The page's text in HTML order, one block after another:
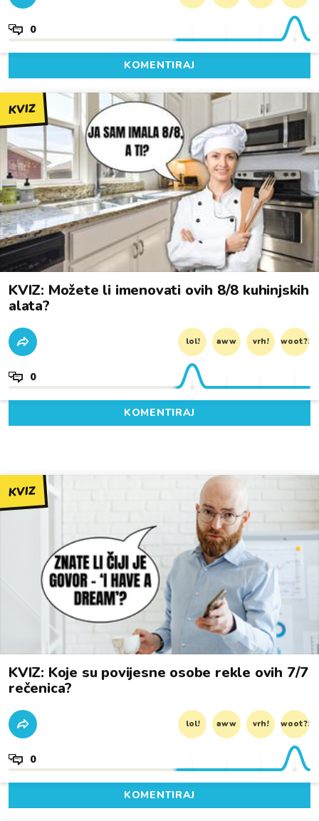
0
KOMENTIRAJ
KVIZ
KVIZ: Možete li imenovati ovih 8/8 kuhinjskih
alata?
lol! aww vrh! woot?!
0
KOMENTIRAJ
KVIZ
KVIZ: Koje su povijesne osobe rekle ovih 7/7
rečenica?
lol! aww vrh! woot?!
0
KOMENTIRAJ